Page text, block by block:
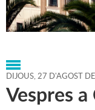
Portada > Agenda >
2015 > Marcs >
DIJOUS,27 D'AGOST DE
Vespres a